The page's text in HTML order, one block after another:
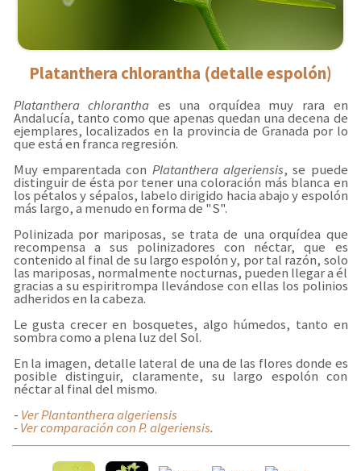
Platanthera chlorantha (detalle espolón)
Platanthera chlorantha es una orquídea muy rara en
Andalucía, tanto como que apenas quedan una decena de
ejemplares, localizados en la provincia de Granada por lo
que está en franca regresión.
Muy emparentada con Platanthera algeriensis, se puede
distinguir de ésta por tener una coloración más blanca en
los pétalos y sépalos, labelo dirigido hacia abajo y espolón
más largo, a menudo en forma de "S".
Polinizada por mariposas, se trata de una orquídea que
recompensa a sus polinizadores con néctar, que es
contenido al final de su largo espolón y, por tal razón, solo
las mariposas, normalmente nocturnas, pueden llegar a él
gracias a su espiritrompa llevándose con ellas los polinios
adheridos en la cabeza.
Le gusta crecer en bosquetes, algo húmedos, tanto en
sombra como a plena luz del Sol.
En la imagen, detalle lateral de una de las flores donde es
posible distinguir, claramente, su largo espolón con
néctar al final del mismo.
- Ver Plantanthera algeriensis
-Ver comparación conP. algeriensis.